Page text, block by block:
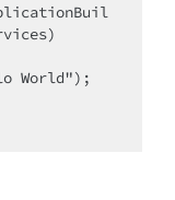
World");